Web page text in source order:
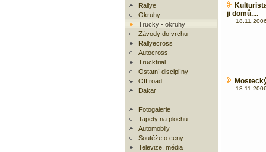
Rallye
Okruhy
Trucky - okruhy
Závody do vrchu
Rallyecross
Autocross
Trucktrial
Ostatní disciplíny
Off road
Dakar
Fotogalerie
Tapety na plochu
Automobily
Soutěže o ceny
Televize, média
ji domů....